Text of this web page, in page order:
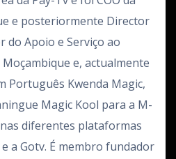
e posteriormente Director
do Apoio e Serviço ao
e, actualmente
Português Kwenda Magic,
Magic Kool para a M-
diferentes plataformas
a Gotv. É membro fundador